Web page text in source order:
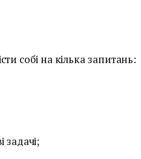
собі на кілька запитань: